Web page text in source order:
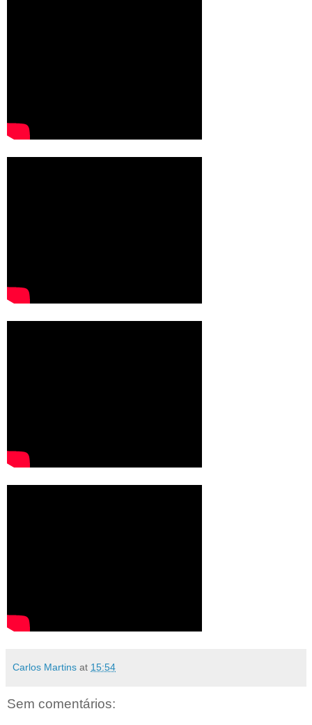
Carlos Martins at 15:54
Sem comentários: